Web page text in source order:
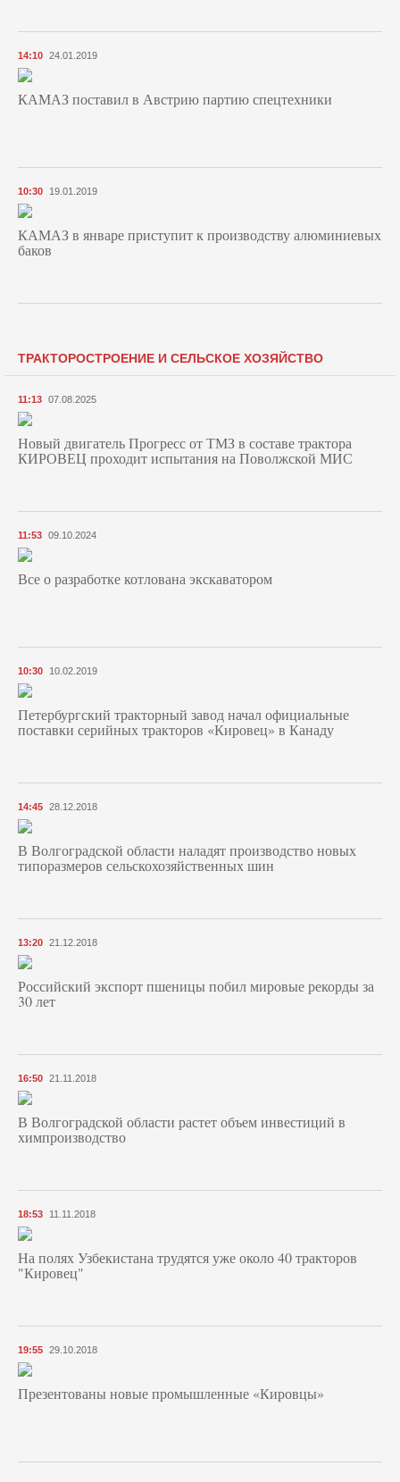
14:10 24.01.2019
КАМАЗ поставил в Австрию партию спецтехники
10:30 19.01.2019
КАМАЗ в январе приступит к производству алюминиевых
баков
ТРАКТОРОСТРОЕНИЕ И СЕЛЬСКОЕ ХОЗЯЙСТВО
11:13 07.08.2025
Новый двигатель Прогресс от ТМЗ в составе трактора
КИРОВЕЦ проходит испытания на Поволжской МИС
11:53 09.10.2024
Все о разработке котлована экскаватором
10:30 10.02.2019
Петербургский тракторный завод начал официальные
поставки серийных тракторов «Кировец» в Канаду
14:45 28.12.2018
В Волгоградской области наладят производство новых
типоразмеров сельскохозяйственных шин
13:20 21.12.2018
Российский экспорт пшеницы побил мировые рекорды за
30 лет
16:50 21.11.2018
В Волгоградской области растет объем инвестиций в
химпроизводство
18:53 11.11.2018
На полях Узбекистана трудятся уже около 40 тракторов
"Кировец"
19:55 29.10.2018
Презентованы новые промышленные «Кировцы»